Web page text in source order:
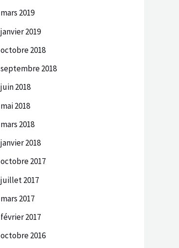
mars 2019
janvier 2019
octobre 2018
septembre 2018
juin 2018
mai 2018
mars 2018
janvier 2018
octobre 2017
juillet 2017
mars 2017
février 2017
octobre 2016